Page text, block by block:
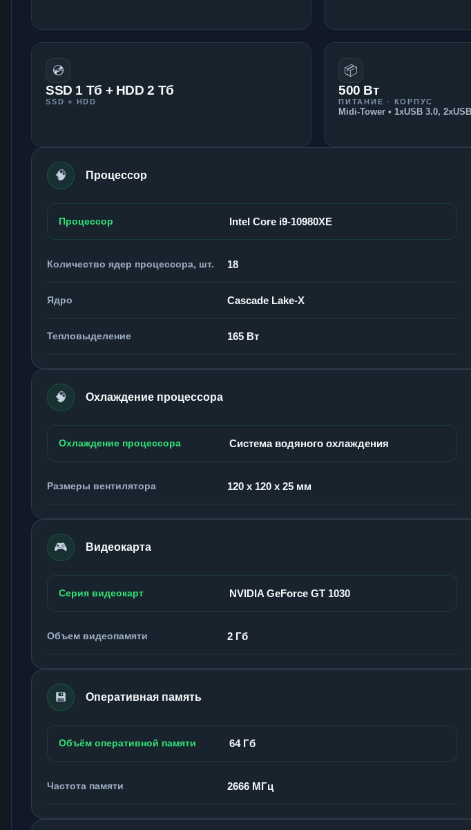
💿
SSD 1 Тб + HDD 2 Тб
SSD + HDD
📦
500 Вт
ПИТАНИЕ · КОРПУС
Midi-Tower • 1xUSB 3.0,
🧠 Процессор
Процессор Intel Core i9-10980XE
Количество ядер процессора, шт. 18
Ядро Cascade Lake-X
Тепловыделение 165 Вт
🧠 Охлаждение процессора
Охлаждение процессора Система водяного охлаждения
Размеры вентилятора 120 x 120 x 25 мм
🎮 Видеокарта
Серия видеокарт NVIDIA GeForce GT 1030
Объем видеопамяти 2 Гб
💾 Оперативная память
Объём оперативной памяти 64 Гб
Частота памяти 2666 МГц